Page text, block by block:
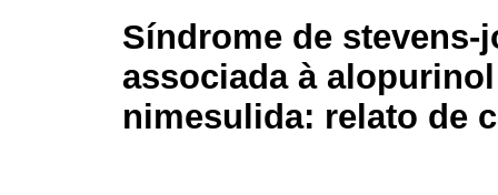
Síndrome de stevens-
associada à
nimesulida: relato de